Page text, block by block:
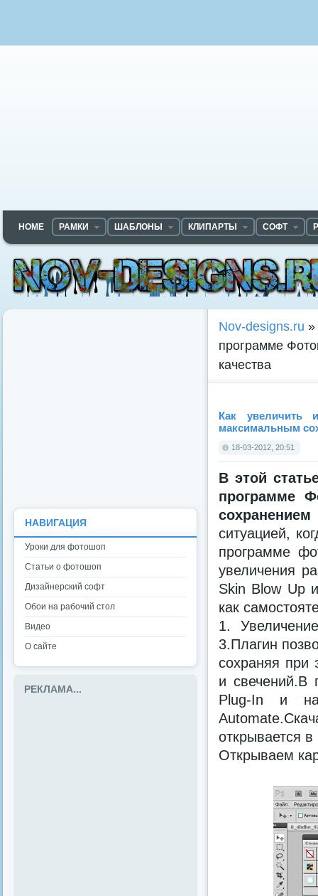
HOME РАМКИ ШАБЛОНЫ КЛИПАРТЫ СОФТ
Nov-designs.ru »
программе
качества
Как увеличить
максимальным
18-03-2012, 20:51
В этой
программе
сохранением
ситуацией,
программе
увеличения
Skin Blow Up
как
1.
3.Плагин
сохраняя при
и свечений.В
Plug-In и
открывается
Открываем
НАВИГАЦИЯ
Уроки для фотошоп
Статьи о фотошоп
Дизайнерский софт
Обои на рабочий стол
Видео
О сайте
РЕКЛАМА...